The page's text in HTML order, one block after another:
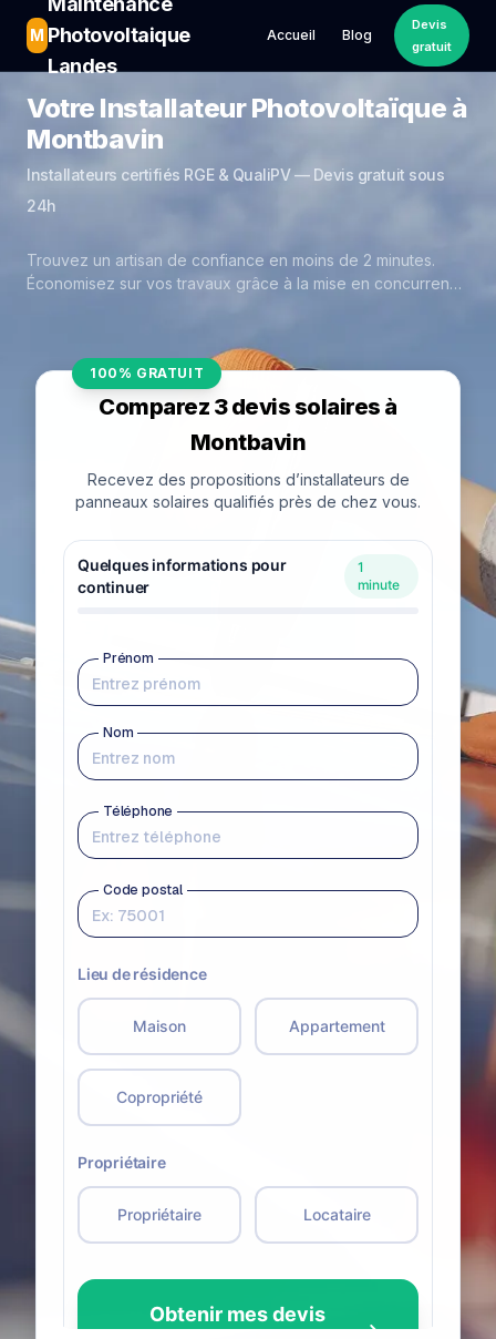
M Photovoltaique
Landes
Accueil Blog
Devis
gratuit
Votre Installateur Photovoltaïque à
Montbavin
Installateurs certifiés RGE & QualiPV — Devis gratuit sous
24h
Trouvez un artisan de confiance en moins de 2 minutes.
Économisez sur vos travaux grâce à la mise en concurrence
100% GRATUIT
Comparez 3 devis solaires à
Montbavin
Recevez des propositions d’installateurs de
panneaux solaires qualifiés près de chez vous.